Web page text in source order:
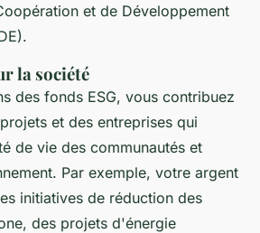
et de Développement
la société
des fonds ESG, vous contribuez
et des entreprises qui
de vie des communautés et
Par exemple, votre argent
initiatives de réduction des
des projets d'énergie